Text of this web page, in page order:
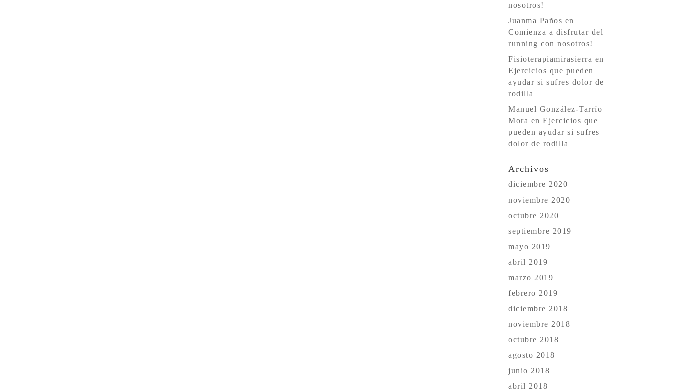
nosotros!
Juanma Paños en
Comienza a disfrutar del
running con nosotros!
Fisioterapiamirasierra en
Ejercicios que pueden
ayudar si sufres dolor de
rodilla
Manuel González-Tarrío
Mora enEjercicios que
pueden ayudar si sufres
dolor de rodilla
Archivos
diciembre 2020
noviembre 2020
octubre 2020
septiembre 2019
mayo 2019
abril 2019
marzo 2019
febrero 2019
diciembre 2018
noviembre 2018
octubre 2018
agosto 2018
junio 2018
abril 2018